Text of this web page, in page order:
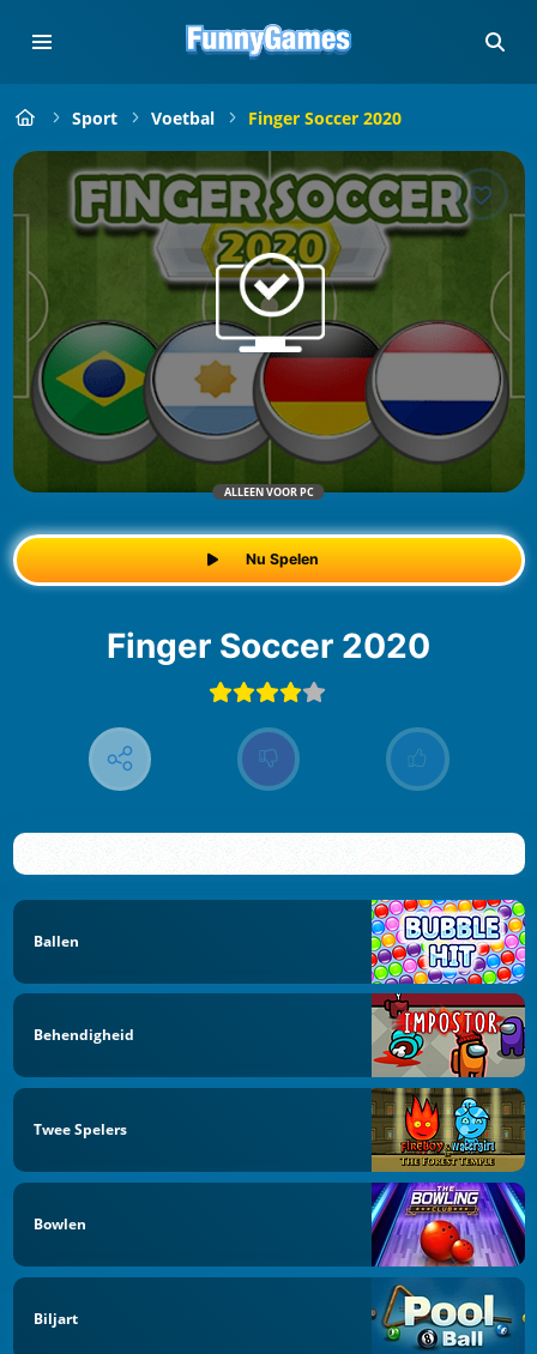
Sport Voetbal Finger Soccer 2020
ALLEEN VOOR PC
Nu Spelen
Finger Soccer 2020
Ballen
Behendigheid
Twee Spelers
Bowlen
Biljart